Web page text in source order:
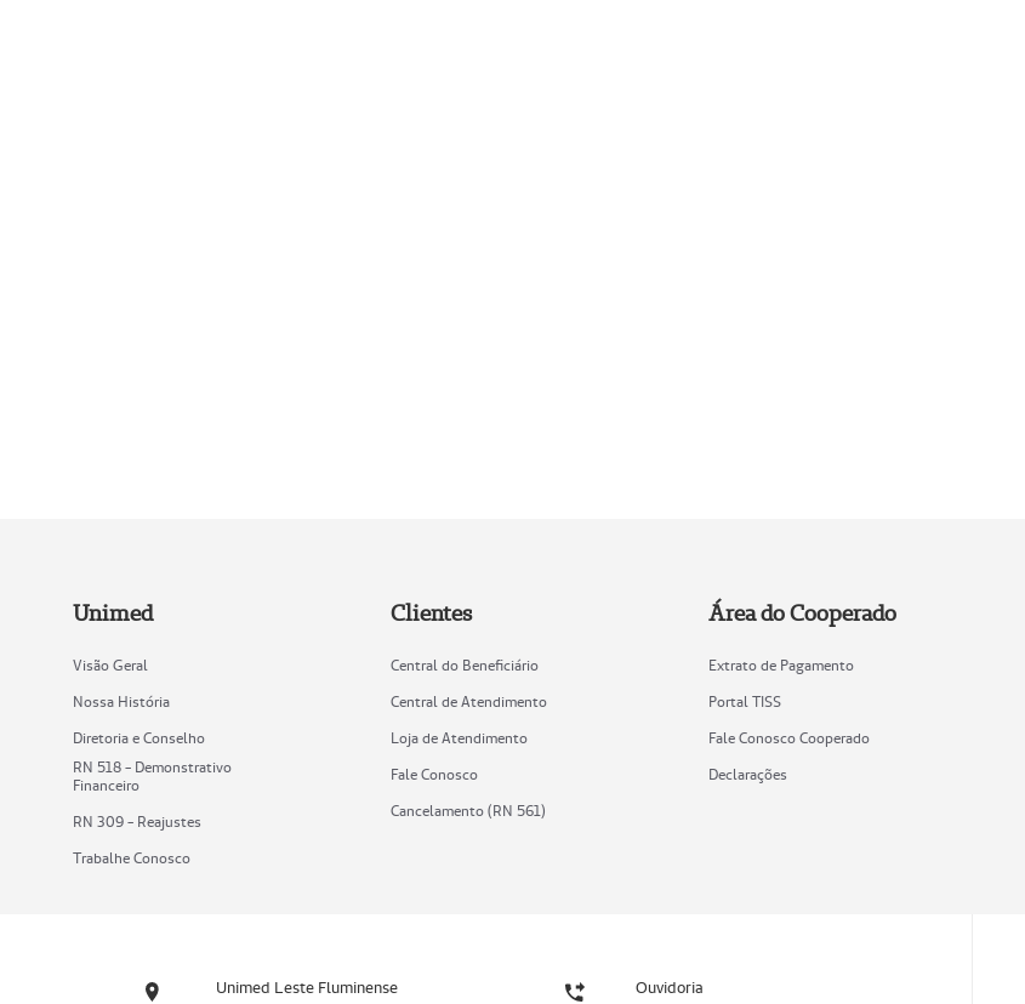
Unimed
Visão Geral
Nossa História
Diretoria e Conselho
RN 518 - Demonstrativo
Financeiro
RN 309 - Reajustes
Trabalhe Conosco
Clientes
Central do Beneficiário
Central de Atendimento
Loja de Atendimento
Fale Conosco
Cancelamento (RN 561)
Área do Cooperado
Extrato de Pagamento
Portal TISS
Fale Conosco Cooperado
Declarações
Unimed Leste Fluminense Ouvidoria